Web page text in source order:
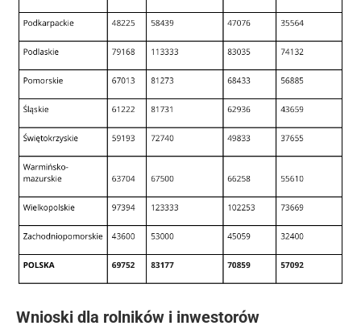
Wnioski dla rolników i inwestorów